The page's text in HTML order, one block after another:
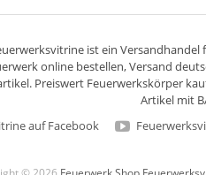
ist ein Versandhandel
online bestellen,Versand
Preiswert Feuerwerkskörper
Artikel mit
auf Facebook